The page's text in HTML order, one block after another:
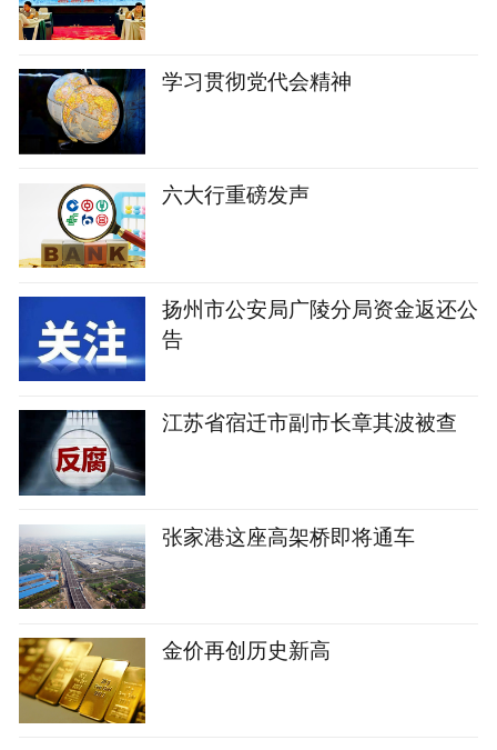
学习贯彻党代会精神
六大行重磅发声
扬州市公安局广陵分局资金返还公
告
江苏省宿迁市副市长章其波被查
张家港这座高架桥即将通车
金价再创历史新高